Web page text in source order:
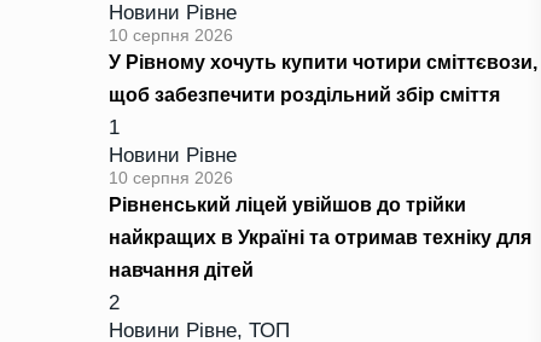
Новини Рівне
10 серпня 2026
У Рівному хочуть купити чотири сміттєвози,
щоб забезпечити роздільний збір сміття
1
Новини Рівне
10 серпня 2026
Рівненський ліцей увійшов до трійки
найкращих в Україні та отримав техніку для
навчання дітей
2
Новини Рівне, ТОП